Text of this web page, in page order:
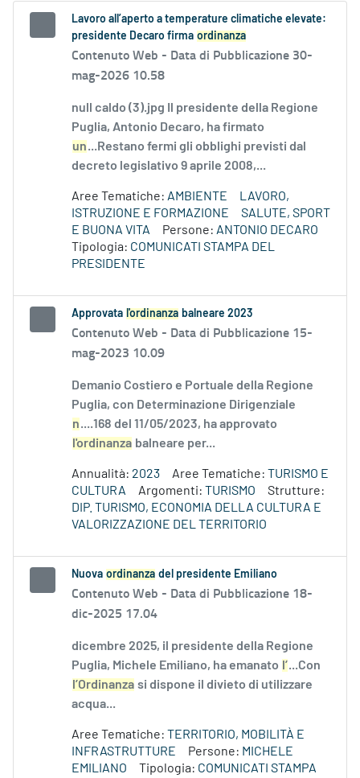
Lavoro all’aperto a temperature climatiche elevate:
presidente Decaro firma ordinanza
Contenuto Web - Data di Pubblicazione 30-
mag-2026 10.58
null caldo (3).jpg Il presidente della Regione
Puglia, Antonio Decaro, ha firmato
un...Restano fermi gli obblighi previsti dal
decreto legislativo 9 aprile 2008,...
Aree Tematiche: AMBIENTE
LAVORO,
ISTRUZIONE E FORMAZIONE
SALUTE, SPORT
E BUONA VITA
Persone: ANTONIO DECARO
Tipologia: COMUNICATI STAMPA DEL
PRESIDENTE
Approvata l'ordinanza balneare 2023
Contenuto Web - Data di Pubblicazione 15-
mag-2023 10.09
Demanio Costiero e Portuale della Regione
Puglia, con Determinazione Dirigenziale
n....168 del 11/05/2023, ha approvato
l'ordinanza balneare per...
Annualità: 2023 Aree Tematiche: TURISMO E
CULTURA
Argomenti: TURISMO
Strutture:
DIP. TURISMO, ECONOMIA DELLA CULTURA E
VALORIZZAZIONE DEL TERRITORIO
Nuova ordinanza del presidente Emiliano
Contenuto Web - Data di Pubblicazione 18-
dic-2025 17.04
dicembre 2025, il presidente della Regione
Puglia, Michele Emiliano, ha emanato l’...Con
l’Ordinanza si dispone il divieto di utilizzare
acqua...
Aree Tematiche: TERRITORIO, MOBILITÀ E
INFRASTRUTTURE
Persone: MICHELE
EMILIANO
Tipologia: COMUNICATI STAMPA